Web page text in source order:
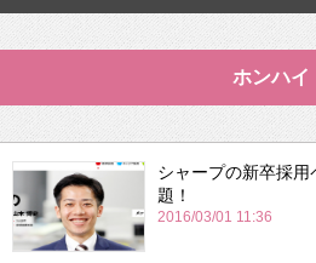
ホンハイ
シャープの新卒採
題！
2016/03/01 11:36